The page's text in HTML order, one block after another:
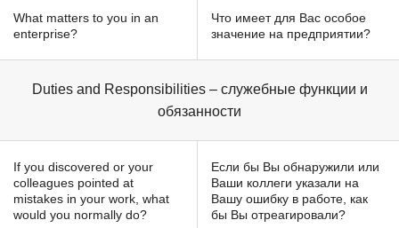
What matters to you in an
enterprise?
Что имеет для Вас особое
значение на предприятии?
Duties and Responsibilities – служебные функции и
обязанности
If you discovered or your
colleagues pointed at
mistakes in your work, what
would you normally do?
Если бы Вы обнаружили или
Ваши коллеги указали на
Вашу ошибку в работе, как
бы Вы отреагировали?